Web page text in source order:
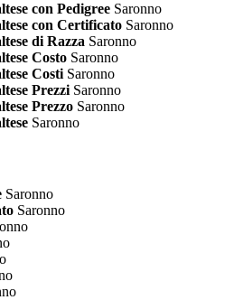
con Pedigree Saronno
con Certificato Saronno
di Razza Saronno
Costo Saronno
Costi Saronno
Prezzi Saronno
Prezzo Saronno
Saronno
Saronno
Saronno